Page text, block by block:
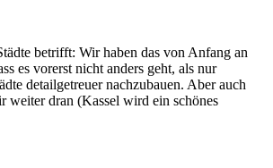
betrifft: Wir haben das von Anfang an
es vorerst nicht anders geht, als nur
detailgetreuer nachzubauen. Aber auch
weiter dran (Kassel wird ein schönes